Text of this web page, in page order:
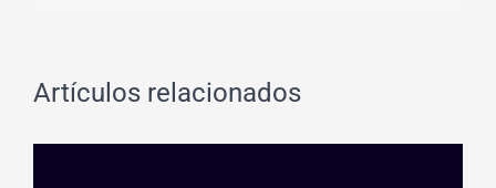
Artículos relacionados